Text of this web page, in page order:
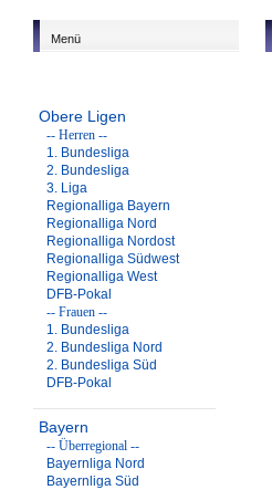
Menü
Obere Ligen
-- Herren --
1. Bundesliga
2. Bundesliga
3. Liga
Regionalliga Bayern
Regionalliga Nord
Regionalliga Nordost
Regionalliga Südwest
Regionalliga West
DFB-Pokal
-- Frauen --
1. Bundesliga
2. Bundesliga Nord
2. Bundesliga Süd
DFB-Pokal
Bayern
-- Überregional --
Bayernliga Nord
Bayernliga Süd